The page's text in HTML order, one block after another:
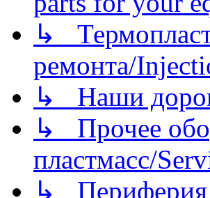
↳
ремонта/
↳ Наши
↳ Прочее
пластмасс/
↳ Периферия